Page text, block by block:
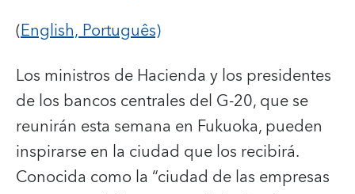
(English,Português)
Los ministros de Hacienda y los presidentes
de los bancos centrales del G-20, que se
reunirán esta semana en Fukuoka, pueden
inspirarse en la ciudad que los recibirá.
Conocida como la “ciudad de las empresas